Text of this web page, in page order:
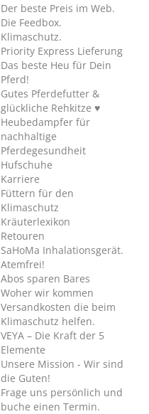
Der beste Preis im Web.
Die Feedbox.
Klimaschutz.
Priority Express Lieferung
Das beste Heu für Dein
Pferd!
Gutes Pferdefutter &
glückliche Rehkitze ♥
Heubedampfer für
nachhaltige
Pferdegesundheit
Hufschuhe
Karriere
Füttern für den
Klimaschutz
Kräuterlexikon
Retouren
SaHoMa Inhalationsgerät.
Atemfrei!
Abos sparen Bares
Woher wir kommen
Versandkosten die beim
Klimaschutz helfen.
VEYA – Die Kraft der 5
Elemente
Unsere Mission - Wir sind
die Guten!
Frage uns persönlich und
buche einen Termin.